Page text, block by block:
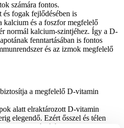
számára fontos.
fogak fejlődésében is
kalcium és a foszfor megfelelő
normál kalcium-szintjéhez. Így a D-
fenntartásában is fontos
és az izmok megfelelő
a megfelelő D-vitamin
alatt elraktározott D-vitamin
elegendő. Ezért ősszel és télen